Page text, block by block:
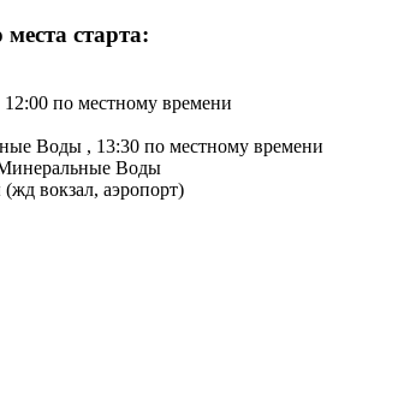
старта:
12:00 по местному времени
Воды , 13:30 по местному времени
Воды
вокзал, аэропорт)